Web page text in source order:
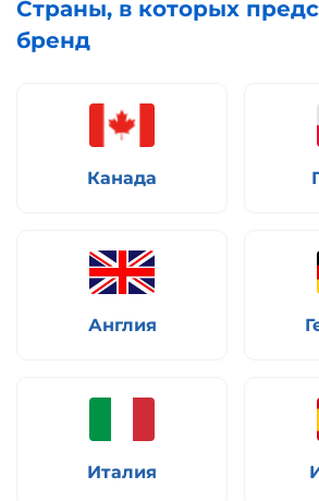
Страны, в которых
бренд
Канада
Англия
Италия